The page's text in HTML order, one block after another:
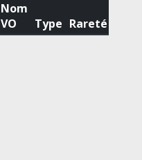
Nom
VO
Type Rareté